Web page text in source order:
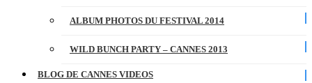
ALBUM PHOTOS DU FESTIVAL 2014
WILD BUNCH PARTY – CANNES 2013
BLOG DE CANNES VIDEOS